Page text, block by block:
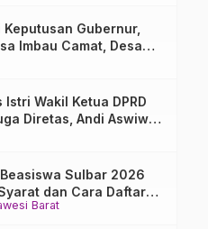
Gubernur,
Imbau Camat, Desa
Wakil Ketua DPRD
Diretas, Andi Aswiwin
Barat
Sulbar 2026
dan Cara Daftar